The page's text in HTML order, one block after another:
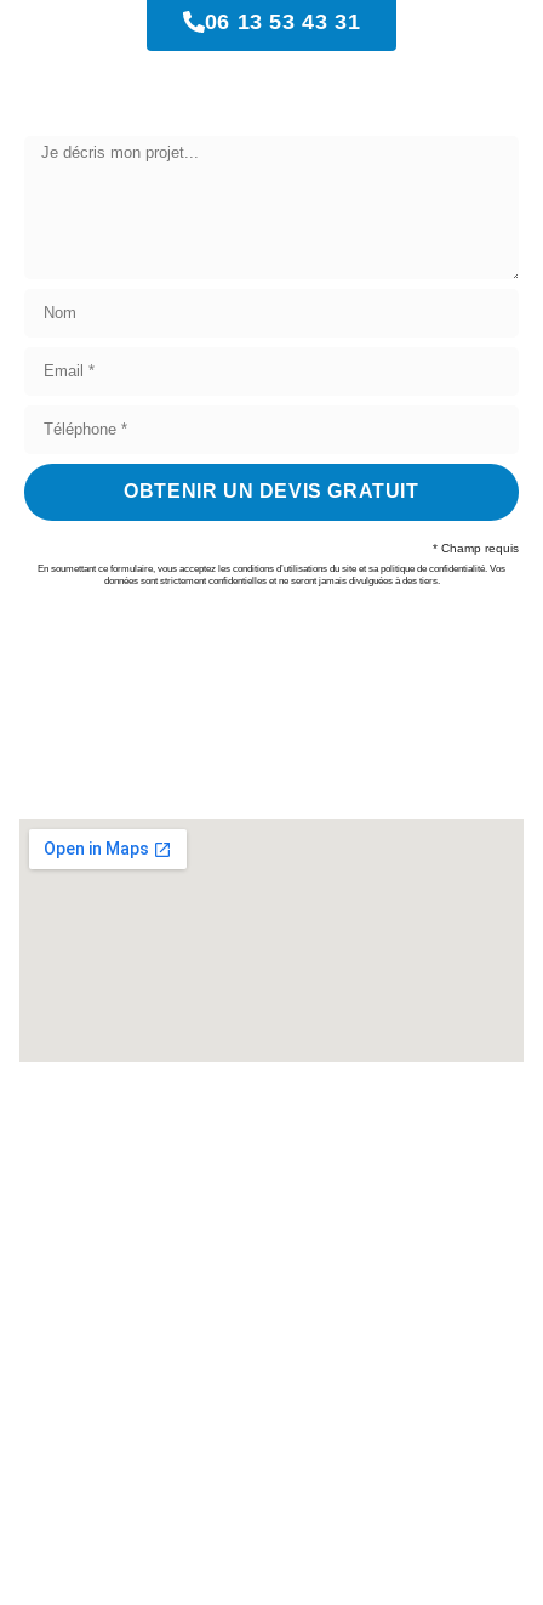
06 13 53 43 31
OBTENIR UN DEVIS GRATUIT
* Champ requis
En soumettant ce formulaire, vous acceptez les conditions d’utilisations du site et sa politique de confidentialité. Vos
données sont strictement confidentielles et ne seront jamais divulguées à des tiers.